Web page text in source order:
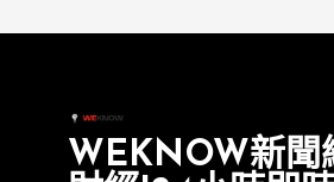
WEKNOW新聞